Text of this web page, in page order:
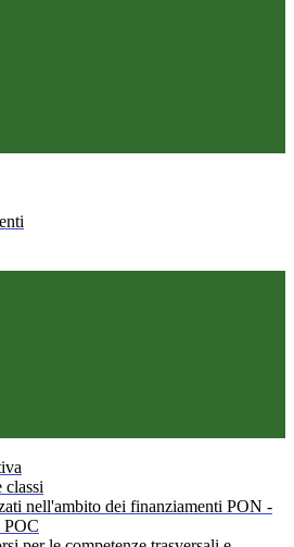
classi
nell'ambito dei finanziamenti PON -
POC